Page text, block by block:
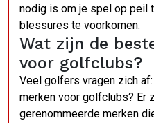
nodig is om je spel op peil
blessures te voorkomen.
Wat zijn de
voor golfclubs?
Veel golfers vragen zich
merken voor golfclubs? Er
gerenommeerde merken